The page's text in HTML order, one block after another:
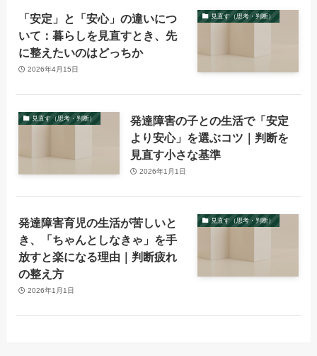
見直す（思考・判断）
「安定」と「安心」の違いにつ
いて：暮らしを見直すとき、先
に整えたいのはどっちか
2026年4月15日
見直す（思考・判断）
発達障害の子との生活で「安定
より安心」を選ぶコツ｜判断を
見直す小さな基準
2026年1月1日
見直す（思考・判断）
発達障害育児の生活が苦しいと
き、「ちゃんとしなきゃ」を手
放すと楽になる理由｜判断疲れ
の整え方
2026年1月1日